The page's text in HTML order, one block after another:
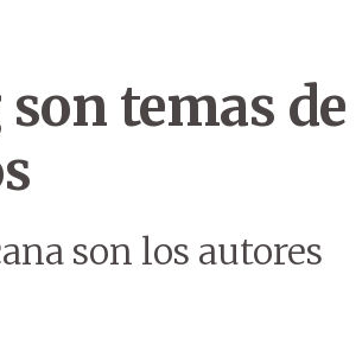
temas de
son los autores